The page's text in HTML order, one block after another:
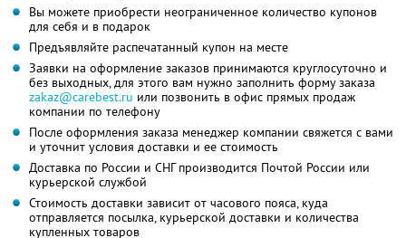
Вы можете приобрести неограниченное количество купонов
для себя и в подарок
Предъявляйте распечатанный купон на месте
Заявки на оформление заказов принимаются круглосуточно и
без выходных, для этого вам нужно заполнить форму заказа
zakaz@carebest.ru или позвонить в офис прямых продаж
компании по телефону
После оформления заказа менеджер компании свяжется с вами
и уточнит условия доставки и ее стоимость
Доставка по России и СНГ производится Почтой России или
курьерской службой
Стоимость доставки зависит от часового пояса, куда
отправляется посылка, курьерской доставки и количества
купленных товаров